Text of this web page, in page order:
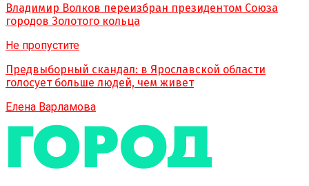
Владимир Волков переизбран президентом Союза
городов Золотого кольца
Не пропустите
Предвыборный скандал: в Ярославской области
голосует больше людей, чем живет
Елена Варламова